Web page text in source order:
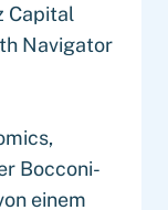
Capital
Navigator
Bocconi-
einem